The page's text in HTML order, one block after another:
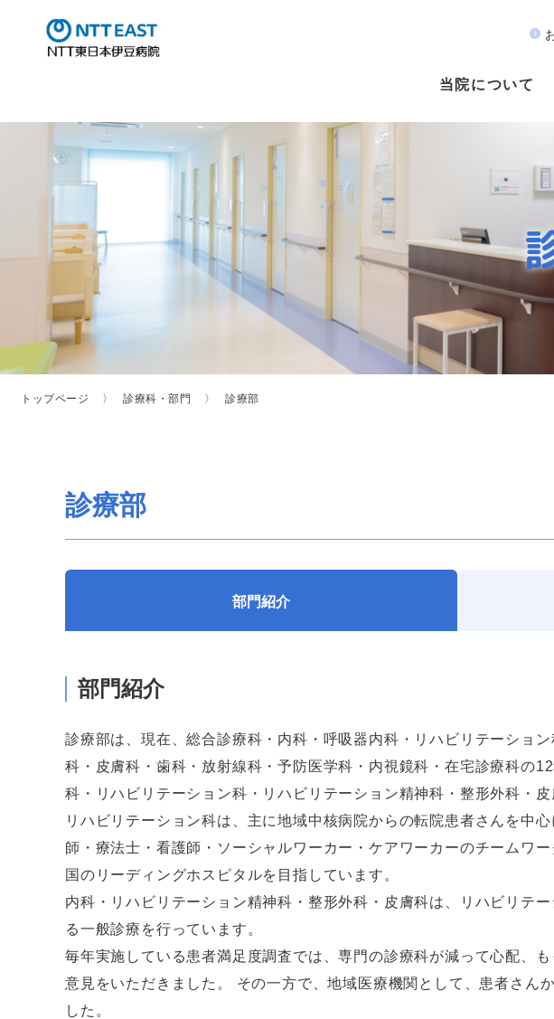
当院について
トップページ 診療科・部門 診療部
診療部
部門紹介
部門紹介
診療部は、現在、総合診療科・内科・呼吸器内科・リハビリテーショ
科・皮膚科・歯科・放射線科・予防医学科・内視鏡科・在宅診療科の12
科・リハビリテーション科・リハビリテーション精神科・整形外科・皮
リハビリテーション科は、主に地域中核病院からの転院患者さんを中
師・療法士・看護師・ソーシャルワーカー・ケアワーカーのチームワ
国のリーディングホスピタルを目指しています。
内科・リハビリテーション精神科・整形外科・皮膚科は、リハビリテ
る一般診療を行っています。
毎年実施している患者満足度調査では、専門の診療科が減って心配、
意見をいただきました。 その一方で、地域医療機関として、患者さん
した。